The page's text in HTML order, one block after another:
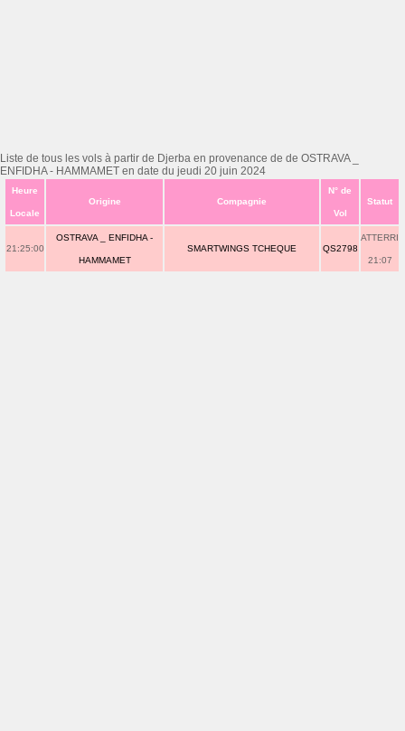
Liste de tous les vols à partir de Djerba en provenance de de OSTRAVA _
ENFIDHA - HAMMAMET en date du jeudi 20 juin 2024
Heure
Locale
Origine Compagnie
N° de
Vol
Statut
21:25:00
OSTRAVA _ ENFIDHA -
HAMMAMET
SMARTWINGS TCHEQUE QS2798
ATTERRI
21:07